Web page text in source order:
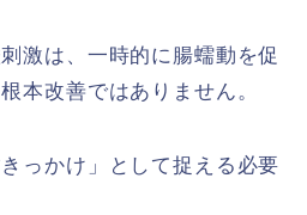
激は、一時的に腸蠕動を促
本改善ではありません。
っかけ」として捉える必要